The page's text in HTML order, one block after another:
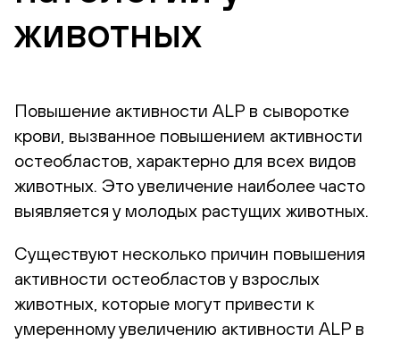
животных
Повышение активности ALP в сыворотке
крови, вызванное повышением активности
остеобластов, характерно для всех видов
животных. Это увеличение наиболее часто
выявляется у молодых растущих животных.
Существуют несколько причин повышения
активности остеобластов у взрослых
животных, которые могут привести к
умеренному увеличению активности ALP в